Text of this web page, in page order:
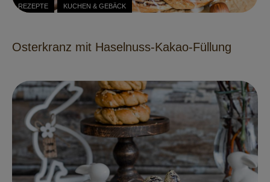
REZEPTE KUCHEN & GEBÄCK
Osterkranz mit Haselnuss-Kakao-Füllung